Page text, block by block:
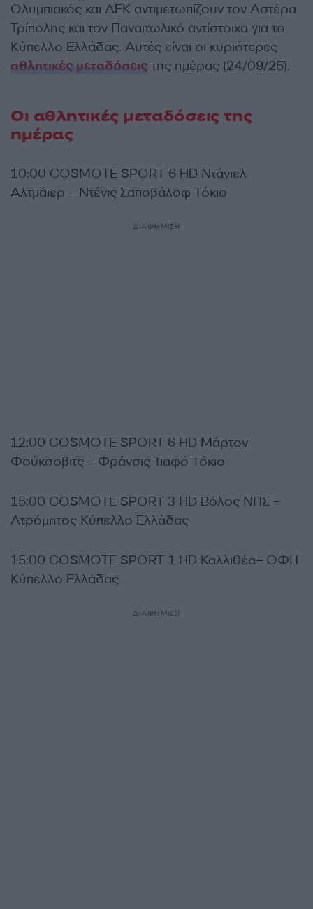
Ολυμπιακός και ΑΕΚ αντιμετωπίζουν τον Αστέρα
Τρίπολης και τον Παναιτωλικό αντίστοιχα για το
Κύπελλο Ελλάδας. Αυτές είναι οι κυριότερες
αθλητικές μεταδόσεις της ημέρας (24/09/25).
Οι αθλητικές μεταδόσεις της
ημέρας
10:00 COSMOTE SPORT 6 HD Ντάνιελ
Αλτμάιερ – Ντένις Σαποβάλοφ Τόκιο
ΔΙΑΦΗΜΙΣΗ
12:00 COSMOTE SPORT 6 HD Μάρτον
Φούκσοβιτς – Φράνσις Τιαφό Τόκιο
15:00 COSMOTE SPORT 3 HD Βόλος ΝΠΣ –
Ατρόμητος Κύπελλο Ελλάδας
15:00 COSMOTE SPORT 1 HD Καλλιθέα– ΟΦΗ
Κύπελλο Ελλάδας
ΔΙΑΦΗΜΙΣΗ